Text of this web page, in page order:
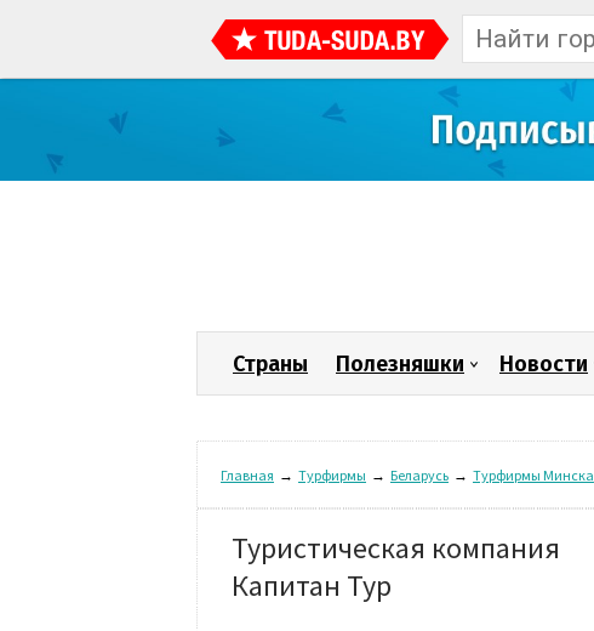
Страны Полезняшки Новости
Главная → Турфирмы → Беларусь → Турфирмы Минска
Туристическая компания
Капитан Тур